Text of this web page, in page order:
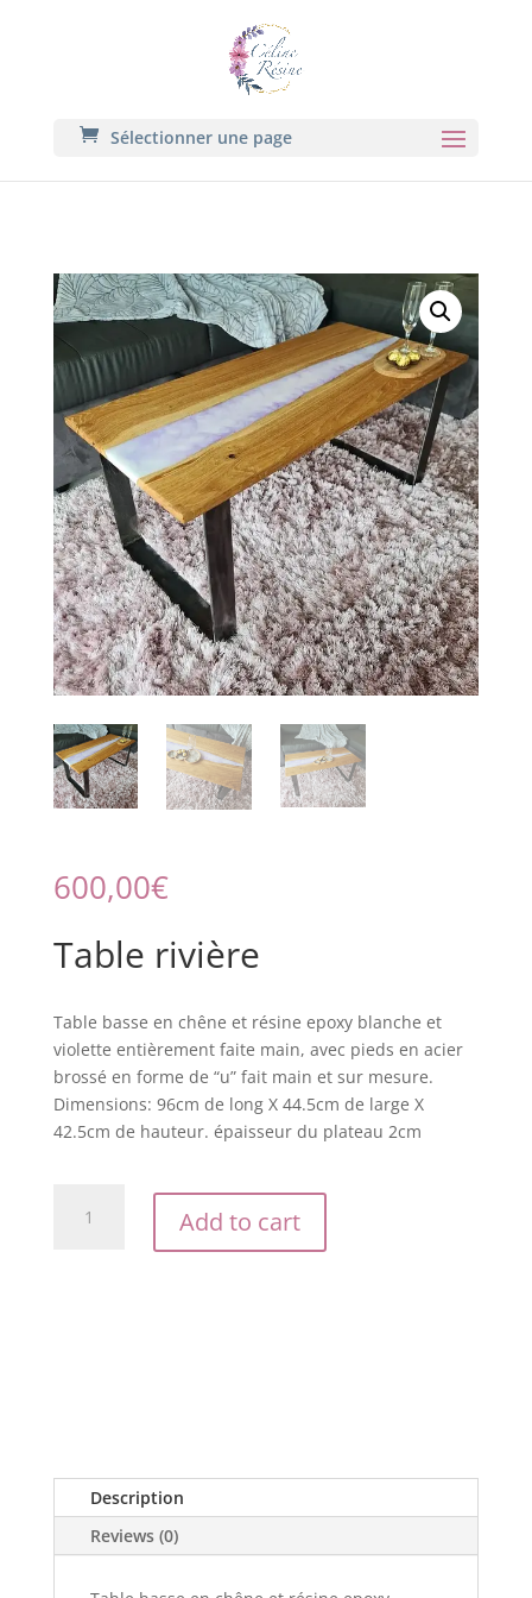
Sélectionner une page
600,00€
Table rivière
Table basse en chêne et résine epoxy blanche et
violette entièrement faite main, avec pieds en acier
brossé en forme de “u” fait main et sur mesure.
Dimensions: 96cm de long X 44.5cm de large X
42.5cm de hauteur. épaisseur du plateau 2cm
rivière
Add to cart
Description
Reviews (0)